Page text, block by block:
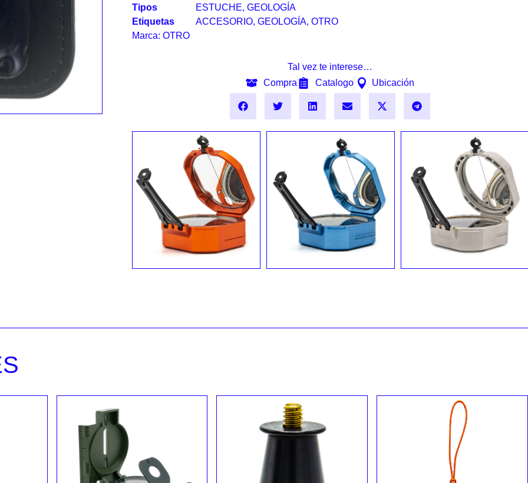
Tipos
ESTUCHE, GEOLOGÍA
Etiquetas
ACCESORIO, GEOLOGÍA, OTRO
Marca: OTRO
Tal vez te interese…
Compra
Catalogo Ubicación
Sin existencias
BRÚJULA BRUNTON
ESTÁNDAR NARANJA 0-
360° 5020
Bs.9,589.00
BRÚJULA BRUNTON
ESTÁNDAR AZUL 0-360°
5020
Bs.9,589.00
BRÚJULA BRUNTON
COMPRO™ 5008
Bs. 6,849.00